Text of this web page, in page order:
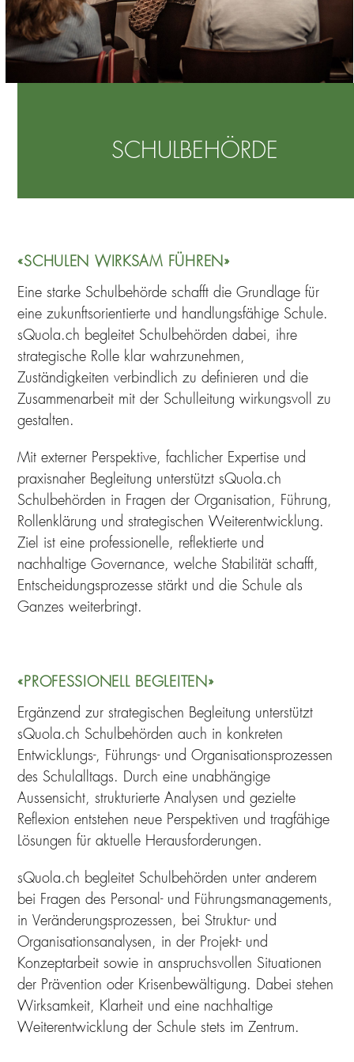
SCHULBEHÖRDE
«SCHULEN WIRKSAM FÜHREN»
Eine starke Schulbehörde schafft die Grundlage für
eine zukunftsorientierte und handlungsfähige Schule.
sQuola.ch begleitet Schulbehörden dabei, ihre
strategische Rolle klar wahrzunehmen,
Zuständigkeiten verbindlich zu definieren und die
Zusammenarbeit mit der Schulleitung wirkungsvoll zu
gestalten.
Mit externer Perspektive, fachlicher Expertise und
praxisnaher Begleitung unterstützt sQuola.ch
Schulbehörden in Fragen der Organisation, Führung,
Rollenklärung und strategischen Weiterentwicklung.
Ziel ist eine professionelle, reflektierte und
nachhaltige Governance, welche Stabilität schafft,
Entscheidungsprozesse stärkt und die Schule als
Ganzes weiterbringt.
«PROFESSIONELL BEGLEITEN»
Ergänzend zur strategischen Begleitung unterstützt
sQuola.ch Schulbehörden auch in konkreten
Entwicklungs-, Führungs- und Organisationsprozessen
des Schulalltags. Durch eine unabhängige
Aussensicht, strukturierte Analysen und gezielte
Reflexion entstehen neue Perspektiven und tragfähige
Lösungen für aktuelle Herausforderungen.
sQuola.ch begleitet Schulbehörden unter anderem
bei Fragen des Personal- und Führungsmanagements,
in Veränderungsprozessen, bei Struktur- und
Organisationsanalysen, in der Projekt- und
Konzeptarbeit sowie in anspruchsvollen Situationen
der Prävention oder Krisenbewältigung. Dabei stehen
Wirksamkeit, Klarheit und eine nachhaltige
Weiterentwicklung der Schule stets im Zentrum.